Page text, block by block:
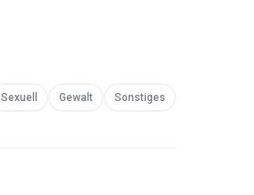
Sexuell Gewalt Sonstiges